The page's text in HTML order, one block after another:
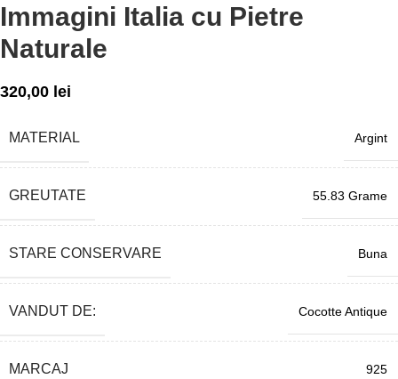
Immagini Italia cu Pietre
Naturale
320,00 lei
MATERIAL Argint
GREUTATE 55.83 Grame
STARE CONSERVARE Buna
VANDUT DE: Cocotte Antique
MARCAJ 925